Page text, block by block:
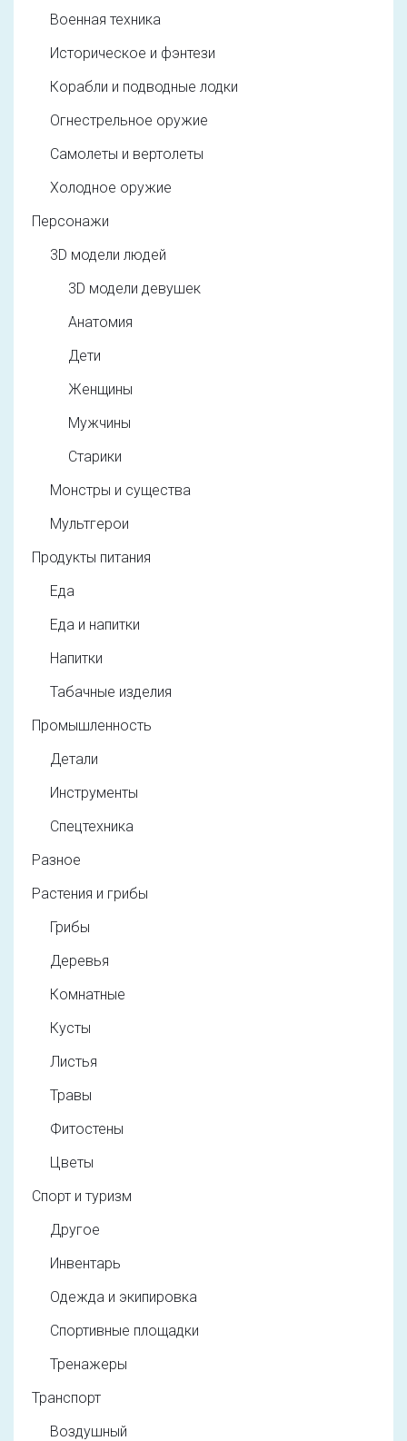
Военная техника
Историческое и фэнтези
Корабли и подводные лодки
Огнестрельное оружие
Самолеты и вертолеты
Холодное оружие
Персонажи
3D модели людей
3D модели девушек
Анатомия
Дети
Женщины
Мужчины
Старики
Монстры и существа
Мультгерои
Продукты питания
Еда
Еда и напитки
Напитки
Табачные изделия
Промышленность
Детали
Инструменты
Спецтехника
Разное
Растения и грибы
Грибы
Деревья
Комнатные
Кусты
Листья
Травы
Фитостены
Цветы
Спорт и туризм
Другое
Инвентарь
Одежда и экипировка
Спортивные площадки
Тренажеры
Транспорт
Воздушный